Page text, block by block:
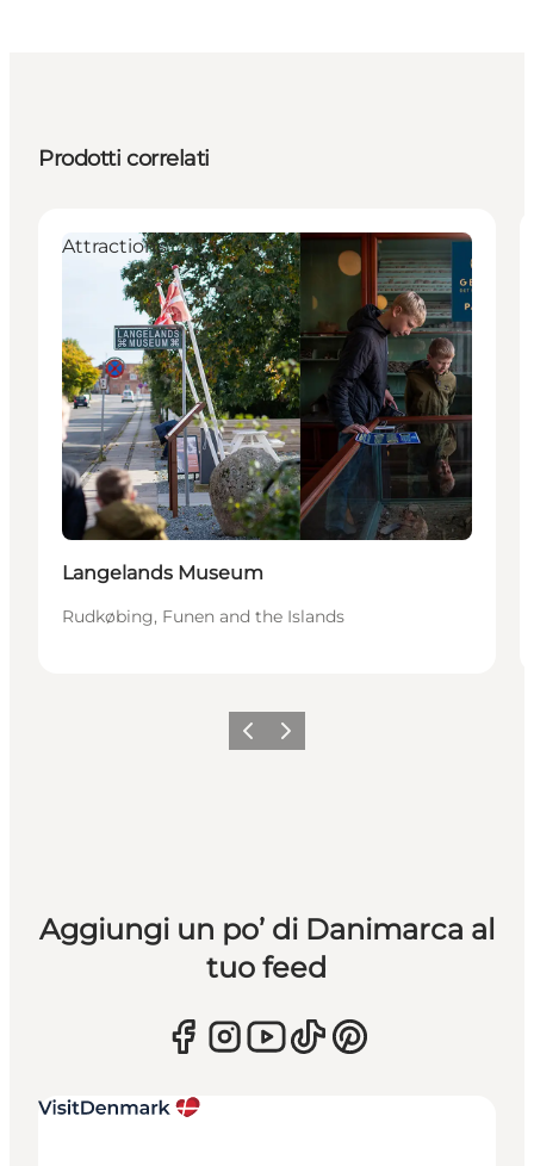
Prodotti correlati
Attractions
Langelands Museum
Rudkøbing, Funen and the Islands
Precedente
Avanti
Aggiungi un po’ di Danimarca al
tuo feed